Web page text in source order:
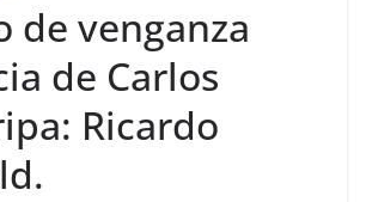
de venganza
de Carlos
Ricardo